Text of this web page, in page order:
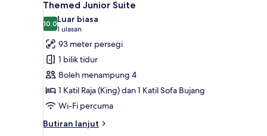
semua
foto
untuk
Themed
Junior
Suite
13
Themed Junior Suite
10.010.0 daripada 10
Luar biasa
1 ulasan
(1
ulasan)
93 meter persegi
1 bilik tidur
Boleh menampung 4
1 Katil Raja (King) dan 1 Katil Sofa Bujang
Wi-Fi percuma
Butiran lanjut
Butiran